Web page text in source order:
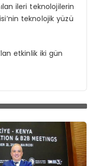
ileri teknolojilerin
teknolojik yüzü
etkinlik iki gün